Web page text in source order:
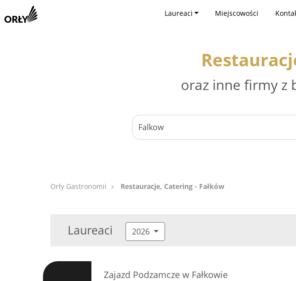
Laureaci Miejscowości
oraz inne firmy z
Orły Gastronomii Restauracje, Catering - Fałków
Laureaci 2026
Zajazd Podzamcze w Fałkowie